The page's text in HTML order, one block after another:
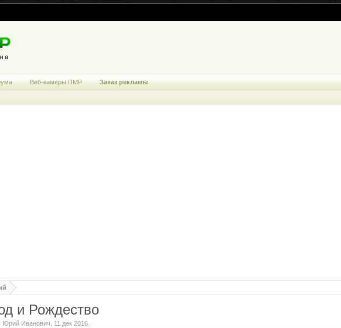
и Рождество
Юрий Иванович 11 дек 2016
Веб-камеры ПМР Заказ рекламы